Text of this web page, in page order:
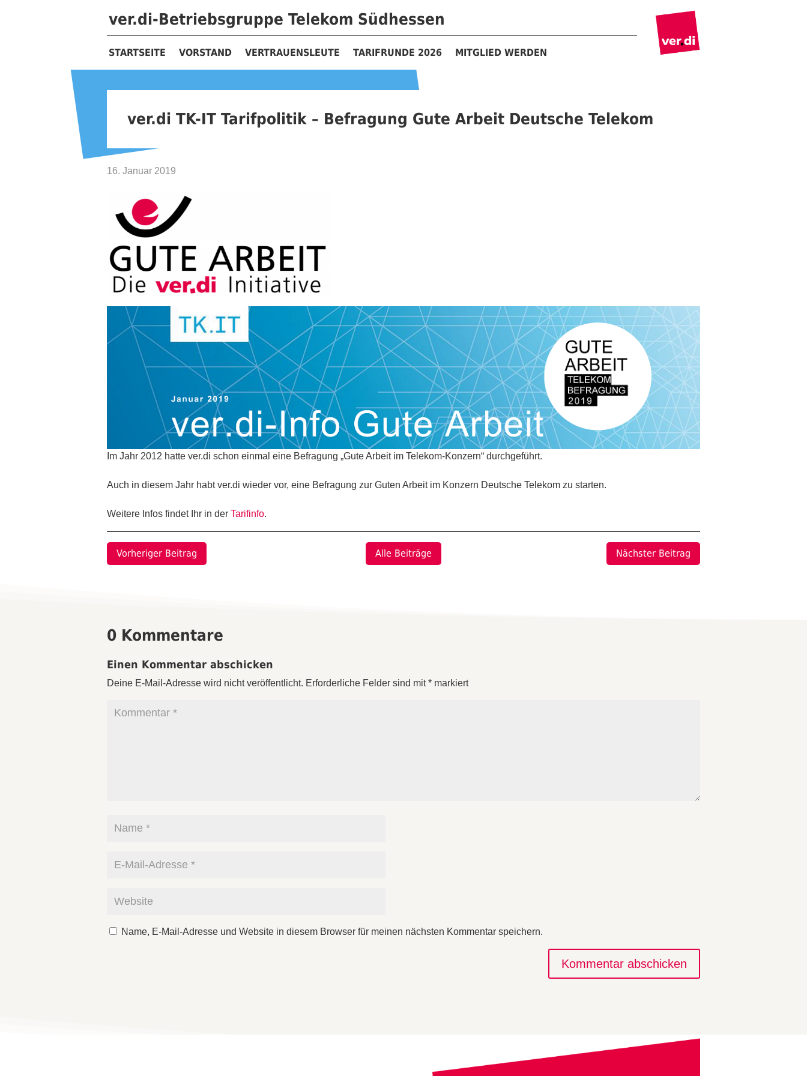
ver.di-Betriebsgruppe Telekom Südhessen
STARTSEITE VORSTAND VERTRAUENSLEUTE TARIFRUNDE 2026 MITGLIED WERDEN
ver.di TK-IT Tarifpolitik – Befragung Gute Arbeit Deutsche Telekom
16. Januar 2019
Im Jahr 2012 hatte ver.di schon einmal eine Befragung „Gute Arbeit im Telekom-Konzern“ durchgeführt.
Auch in diesem Jahr habt ver.di wieder vor, eine Befragung zur Guten Arbeit im Konzern Deutsche Telekom zu starten.
Weitere Infos findet Ihr in der Tarifinfo.
Vorheriger Beitrag Alle Beiträge Nächster Beitrag
0 Kommentare
Einen Kommentar abschicken
Deine E-Mail-Adresse wird nicht veröffentlicht. Erforderliche Felder sind mit* markiert
Name, E-Mail-Adresse und Website in diesem Browser für meinen nächsten Kommentar speichern.
Kommentar abschicken